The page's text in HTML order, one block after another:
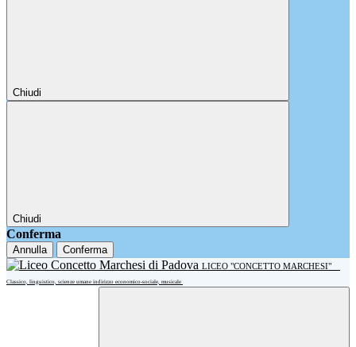
Chiudi
Chiudi
Conferma
Annulla Conferma
LICEO "CONCETTO MARCHESI"
Classico, linguistico, scienze umane indirizzo economico-sociale, musicale